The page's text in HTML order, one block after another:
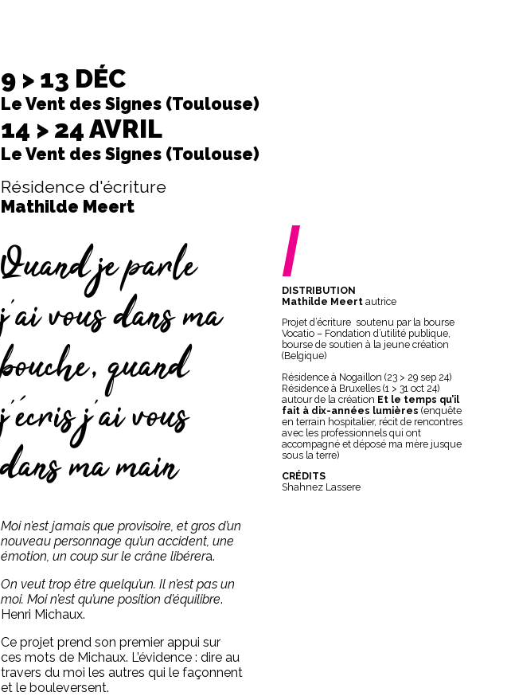
9 > 13 DÉC
Le Vent des Signes (Toulouse)
14 > 24 AVRIL
Le Vent des Signes (Toulouse)
Résidence d'écriture
Mathilde Meert
Quand je parle
j’ai vous dans ma
bouche, quand
j’écris j’ai vous
dans ma main
Moi n’est jamais que provisoire, et gros d’un
nouveau personnage qu’un accident, une
émotion, un coup sur le crâne libérera.
On veut trop être quelqu’un. Il n’est pas un
moi. Moi n’est qu’une position d’équilibre.
Henri Michaux.
Ce projet prend son premier appui sur
ces mots de Michaux. L’évidence : dire au
travers du moi les autres qui le façonnent
et le bouleversent.
/
DISTRIBUTION
Mathilde Meert autrice
Projet d’écriture soutenu par la bourse
Vocatio – Fondation d’utilité publique,
bourse de soutien à la jeune création
(Belgique)
Résidence à Nogaillon (23 > 29 sep 24)
Résidence à Bruxelles (1 > 31 oct 24)
autour de la création Et le temps qu’il
fait à dix-années lumières(enquête
en terrain hospitalier, récit de rencontres
avec les professionnels qui ont
accompagné et déposé ma mère jusque
sous la terre)
CRÉDITS
Shahnez Lassere